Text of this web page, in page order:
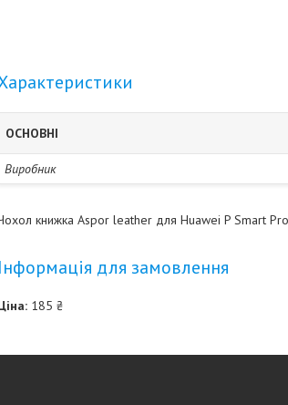
ОСНОВНІ
Виробник
книжка Aspor leather для Huawei P Smart
Інформація для замовлення
185 ₴